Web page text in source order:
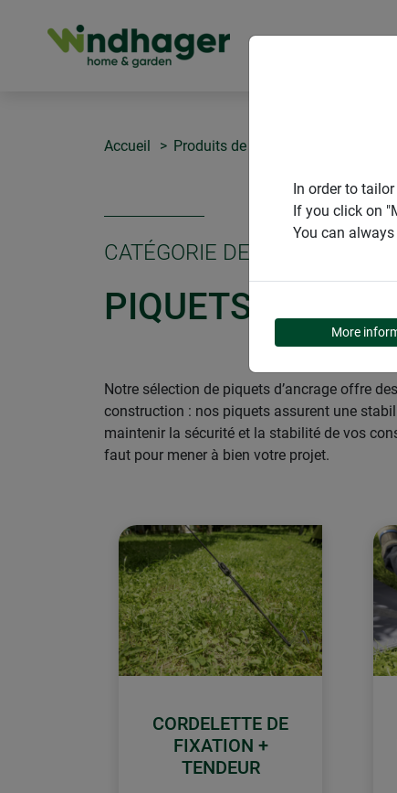
Accueil Produits de Windhager Home &
CATÉGORIE DE PRODUITS
PIQUETS
Notre sélection de piquets d’ancrage offre
construction : nos piquets assurent une
maintenir la sécurité et la stabilité de vos
faut pour mener à bien votre projet.
CORDELETTE DE
FIXATION +
TENDEUR
In order to
If you click on
You can
More